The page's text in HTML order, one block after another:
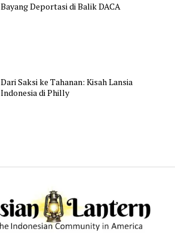
Bayang Deportasi di Balik DACA
Dari Saksi ke Tahanan: Kisah Lansia
Indonesia di Philly